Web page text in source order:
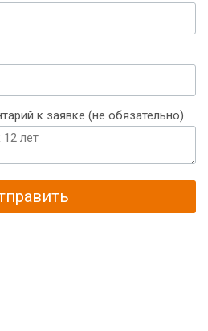
к заявке (не обязательно)